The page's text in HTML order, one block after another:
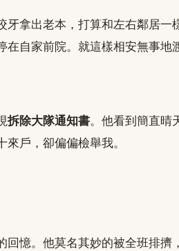
牙拿出老本，打算和左右鄰居一
自家前院。就這樣相安無事地
拆除大隊通知書。他看到簡直晴
戶，卻偏偏檢舉我。
回憶。他莫名其妙的被全班排擠